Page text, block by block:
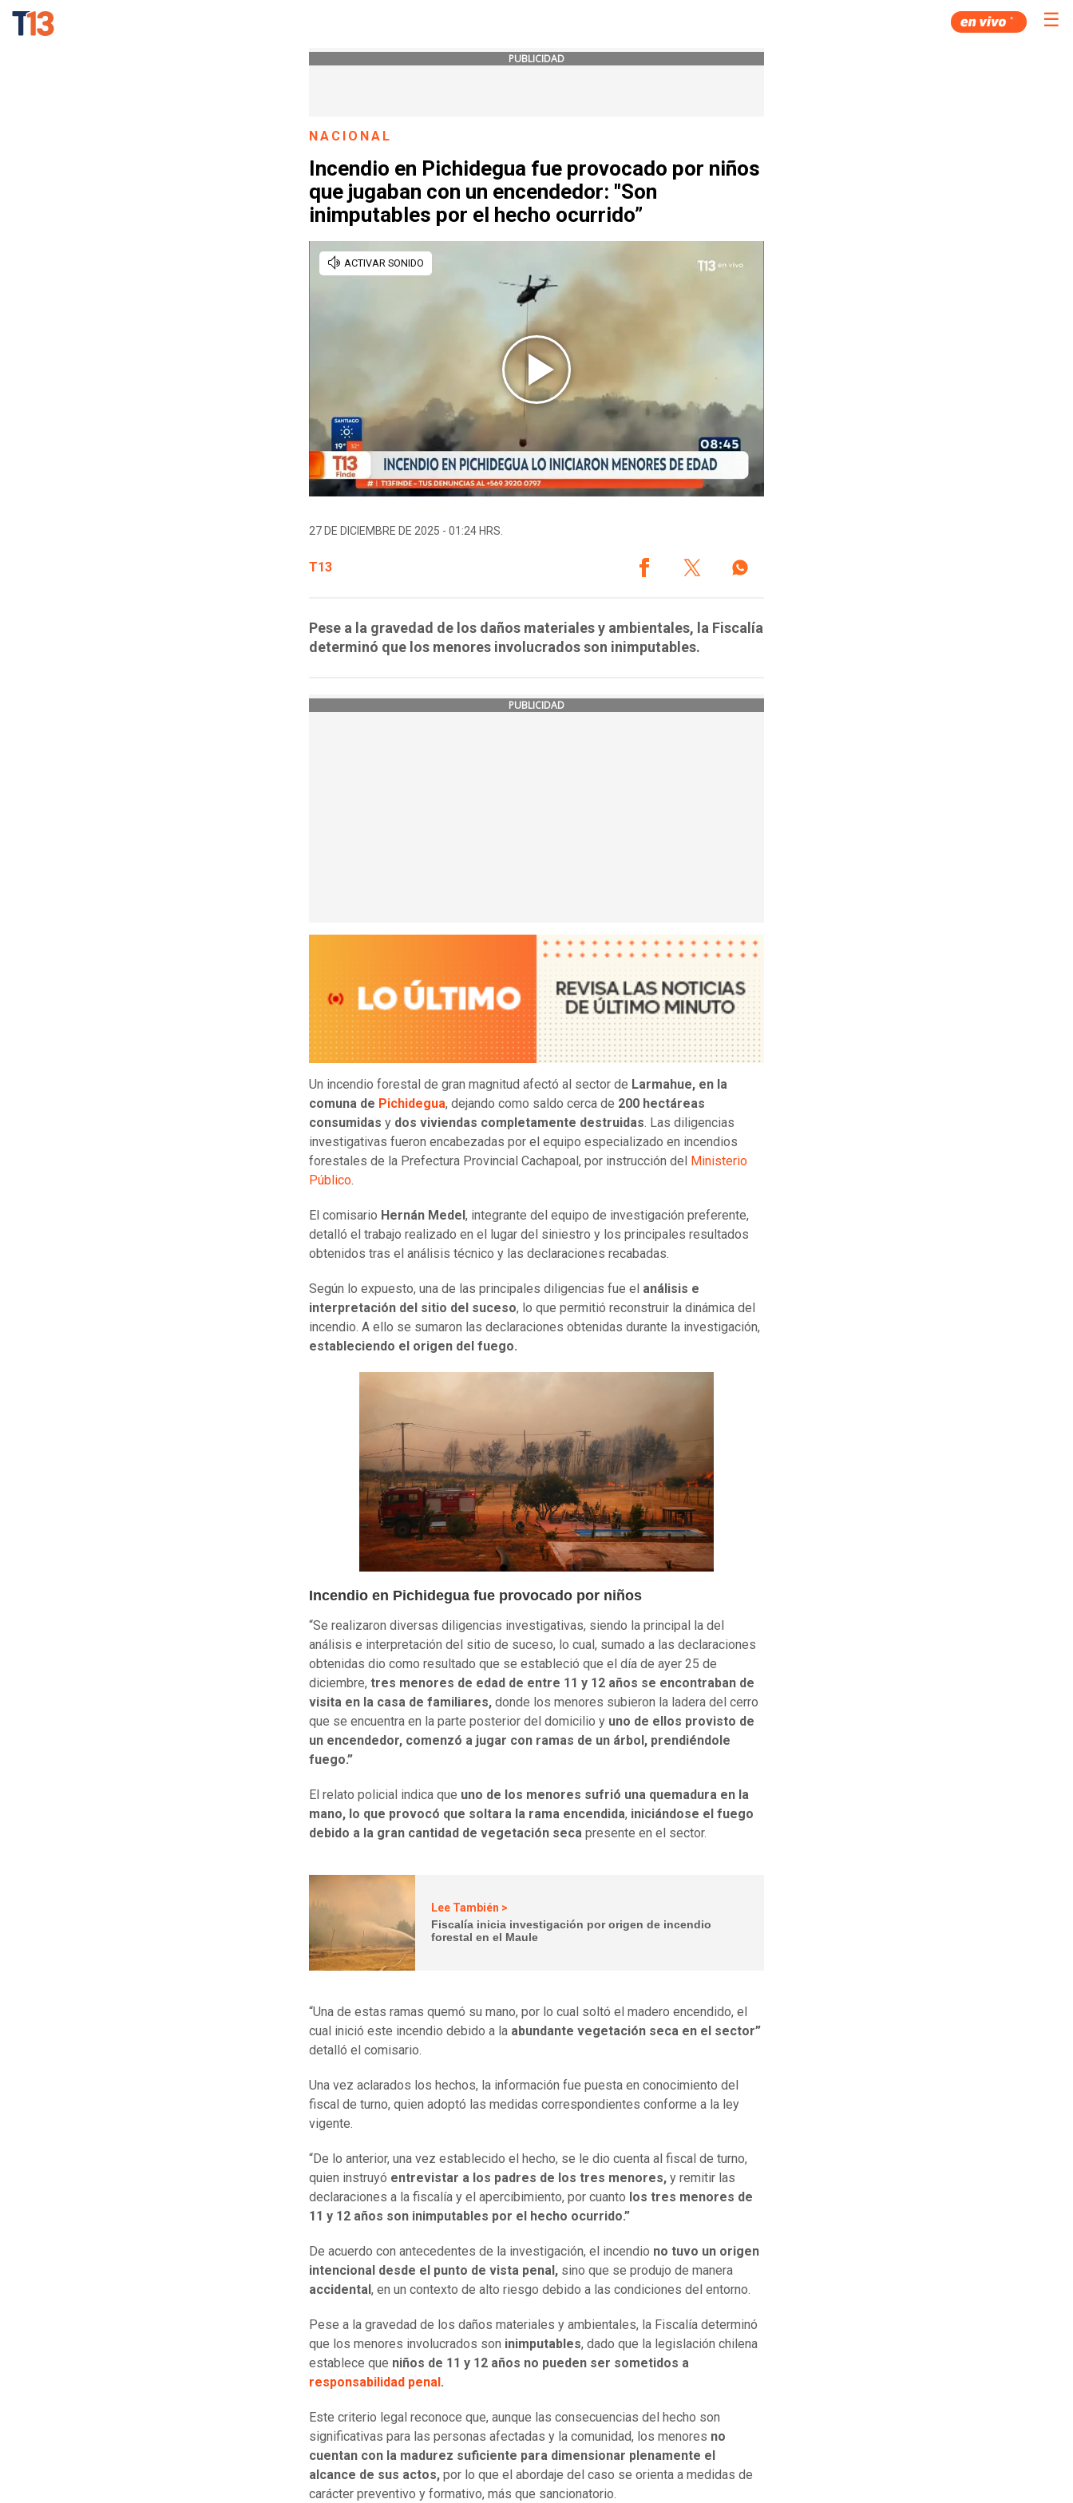
☰
PUBLICIDAD
NACIONAL
Incendio en Pichidegua fue provocado por niños
que jugaban con un encendedor: "Son
inimputables por el hecho ocurrido”
27 DE DICIEMBRE DE 2025 - 01:24 HRS.
T13
Pese a la gravedad de los daños materiales y ambientales, la Fiscalía
determinó que los menores involucrados son inimputables.
PUBLICIDAD
Un incendio forestal de gran magnitud afectó al sector de Larmahue, en la
comuna de Pichidegua, dejando como saldo cerca de 200 hectáreas
consumidas y dos viviendas completamente destruidas. Las diligencias
investigativas fueron encabezadas por el equipo especializado en incendios
forestales de la Prefectura Provincial Cachapoal, por instrucción del Ministerio
Público.
El comisario Hernán Medel, integrante del equipo de investigación preferente,
detalló el trabajo realizado en el lugar del siniestro y los principales resultados
obtenidos tras el análisis técnico y las declaraciones recabadas.
Según lo expuesto, una de las principales diligencias fue el análisis e
interpretación del sitio del suceso, lo que permitió reconstruir la dinámica del
incendio. A ello se sumaron las declaraciones obtenidas durante la investigación,
estableciendo el origen del fuego.
Incendio en Pichidegua fue provocado por niños
“Se realizaron diversas diligencias investigativas, siendo la principal la del
análisis e interpretación del sitio de suceso, lo cual, sumado a las declaraciones
obtenidas dio como resultado que se estableció que el día de ayer 25 de
diciembre, tres menores de edad de entre 11 y 12 años se encontraban de
visita en la casa de familiares, donde los menores subieron la ladera del cerro
que se encuentra en la parte posterior del domicilio y uno de ellos provisto de
un encendedor, comenzó a jugar con ramas de un árbol, prendiéndole
fuego.”
El relato policial indica que uno de los menores sufrió una quemadura en la
mano, lo que provocó que soltara la rama encendida, iniciándose el fuego
debido a la gran cantidad de vegetación seca presente en el sector.
Lee También >
Fiscalía inicia investigación por origen de incendio
forestal en el Maule
“Una de estas ramas quemó su mano, por lo cual soltó el madero encendido, el
cual inició este incendio debido a la abundante vegetación seca en el sector”
detalló el comisario.
Una vez aclarados los hechos, la información fue puesta en conocimiento del
fiscal de turno, quien adoptó las medidas correspondientes conforme a la ley
vigente.
“De lo anterior, una vez establecido el hecho, se le dio cuenta al fiscal de turno,
quien instruyó entrevistar a los padres de los tres menores, y remitir las
declaraciones a la fiscalía y el apercibimiento, por cuanto los tres menores de
11 y 12 años son inimputables por el hecho ocurrido.”
De acuerdo con antecedentes de la investigación, el incendio no tuvo un origen
intencional desde el punto de vista penal, sino que se produjo de manera
accidental, en un contexto de alto riesgo debido a las condiciones del entorno.
Pese a la gravedad de los daños materiales y ambientales, la Fiscalía determinó
que los menores involucrados son inimputables, dado que la legislación chilena
establece que niños de 11 y 12 años no pueden ser sometidos a
responsabilidad penal.
Este criterio legal reconoce que, aunque las consecuencias del hecho son
significativas para las personas afectadas y la comunidad, los menores no
cuentan con la madurez suficiente para dimensionar plenamente el
alcance de sus actos, por lo que el abordaje del caso se orienta a medidas de
carácter preventivo y formativo, más que sancionatorio.